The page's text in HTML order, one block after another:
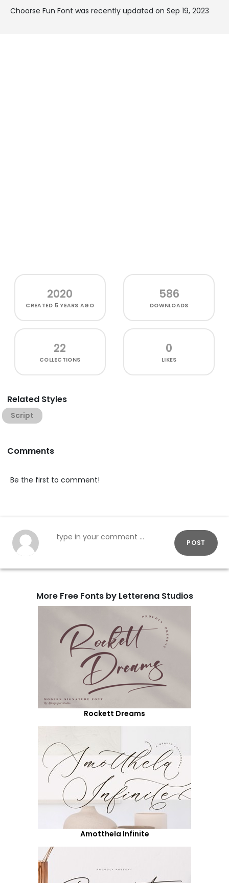
Choorse Fun Font was recently updated on Sep 19, 2023
2020
CREATED 5 YEARS AGO
586
DOWNLOADS
22
COLLECTIONS
0
LIKES
Related Styles
Script
Comments
Be the first to comment!
POST
More Free Fonts by Letterena Studios
Rockett Dreams
Amotthela Infinite